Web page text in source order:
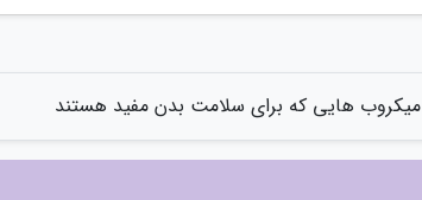
میکروب هایی که برای سلامت بدن مفید هستند